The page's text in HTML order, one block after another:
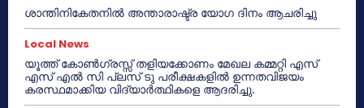
ശാന്തിനികേതനിൽ അന്താരാഷ്ട്ര യോഗ ദിനം ആചരിച്ചു
Local News
യൂത്ത് കോൺഗ്രസ്സ് തളിയക്കോണം മേഖല കമ്മറ്റി എസ്
എസ് എൽ സി പ്ലസ് ടു പരീക്ഷകളിൽ ഉന്നതവിജയം
കരസ്ഥമാക്കിയ വിദ്യാർത്ഥികളെ ആദരിച്ചു.